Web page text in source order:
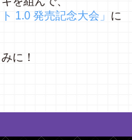
ト 1.0 発売記念大会」 に
に！